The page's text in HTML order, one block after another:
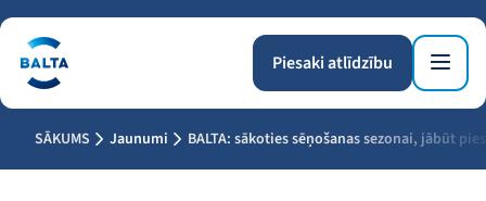
Piesaki atlīdzību
SĀKUMS Jaunumi BALTA: sākoties sēņošanas sezonai, jābūt